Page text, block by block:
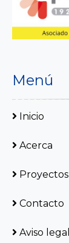
Menú
Inicio
Acerca
Proyectos
Contacto
Aviso legal